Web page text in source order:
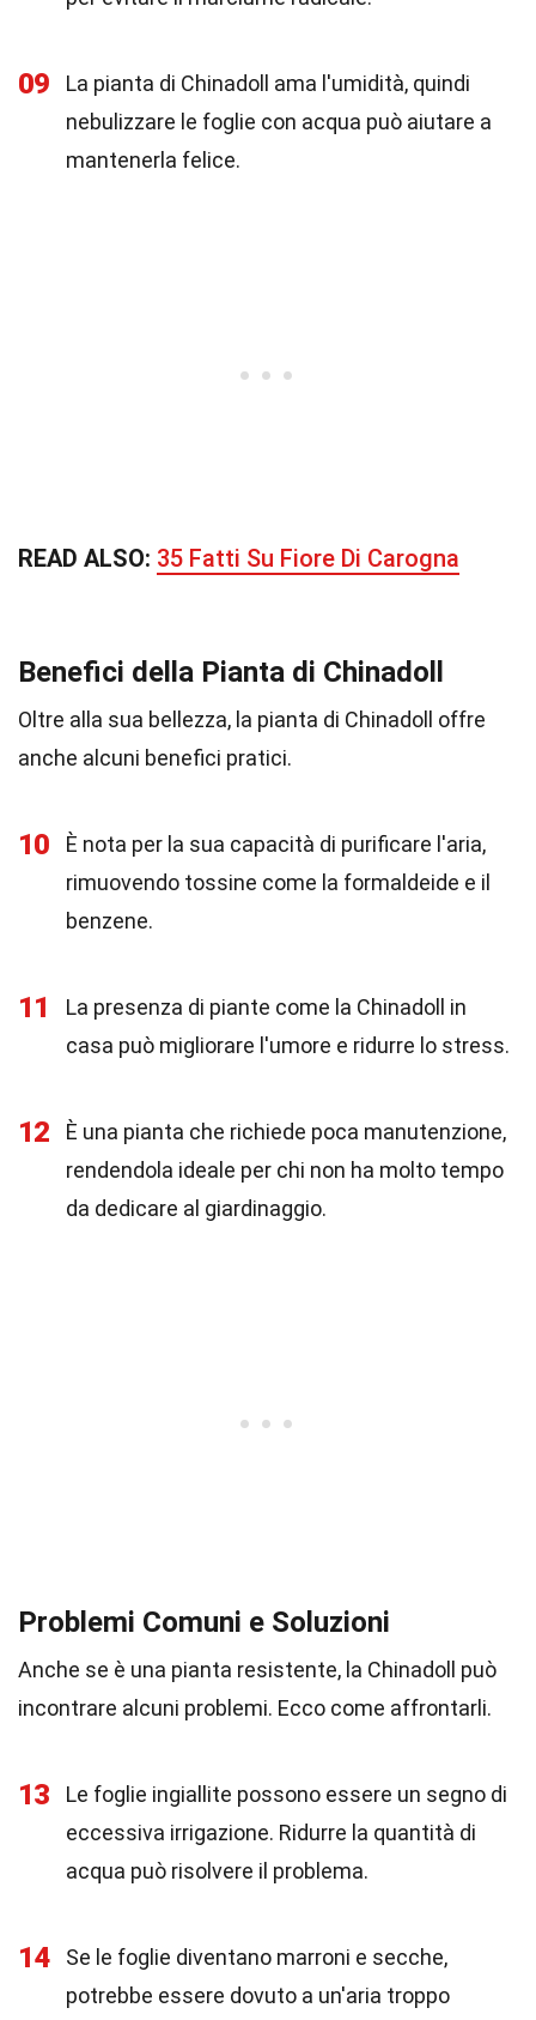
09
La pianta di Chinadoll ama l'umidità, quindi
nebulizzare le foglie con acqua può aiutare a
mantenerla felice.
READ ALSO: 35 Fatti Su Fiore Di Carogna
Benefici della Pianta di Chinadoll
Oltre alla sua bellezza, la pianta di Chinadoll offre
anche alcuni benefici pratici.
10
È nota per la sua capacità di purificare l'aria,
rimuovendo tossine come la formaldeide e il
benzene.
11
La presenza di piante come la Chinadoll in
casa può migliorare l'umore e ridurre lo stress.
12
È una pianta che richiede poca manutenzione,
rendendola ideale per chi non ha molto tempo
da dedicare al giardinaggio.
Problemi Comuni e Soluzioni
Anche se è una pianta resistente, la Chinadoll può
incontrare alcuni problemi. Ecco come affrontarli.
13
Le foglie ingiallite possono essere un segno di
eccessiva irrigazione. Ridurre la quantità di
acqua può risolvere il problema.
14
Se le foglie diventano marroni e secche,
potrebbe essere dovuto a un'aria troppo